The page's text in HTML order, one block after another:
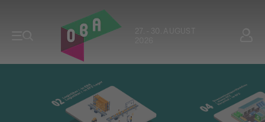
27. - 30. AUGUST